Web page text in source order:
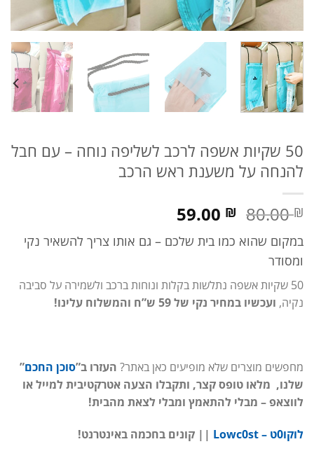
50 שקיות אשפה לרכב לשליפה נוחה – עם חבל
להנחה על משענת ראש הרכב
80.00₪ המחיר
היה:
59.00 ₪
הוא:
במקום שהוא כמו בית שלכם – גם אותו צריך להשאיר נקי
ומסודר
50 שקיות אשפה נתלשות בקלות ונוחות ברכב ולשמירה על סביבה
נקיה, ועכשיו במחיר נקי של 59 ש”ח והמשלוח עלינו!
מחפשים מוצרים שלא מופיעים כאן באתר? העזרו ב”סוכן החכם”
שלנו, מלאו טופס קצר, ותקבלו הצעה אטרקטיבית למייל או
לווצאפ – מבלי להתאמץ ומבלי לצאת מהבית!
לוקו0ט – Lowc0st || קונים בחכמה באינטרנט!